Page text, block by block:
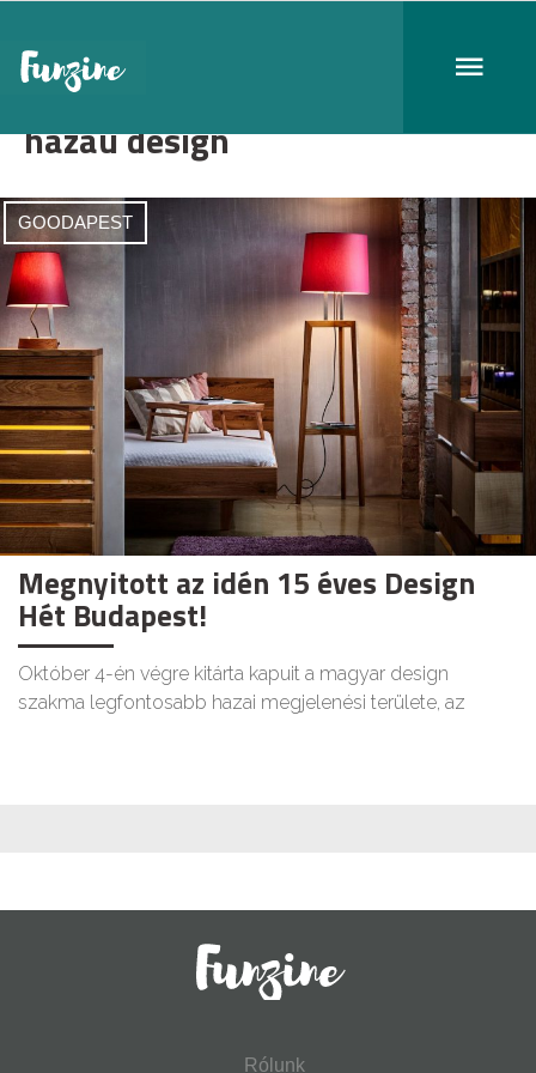
hazau design
GOODAPEST
Megnyitott az idén 15 éves Design
Hét Budapest!
Október 4-én végre kitárta kapuit a magyar design
szakma legfontosabb hazai megjelenési területe, az
Rólunk